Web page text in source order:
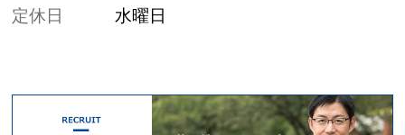
定休日 水曜日